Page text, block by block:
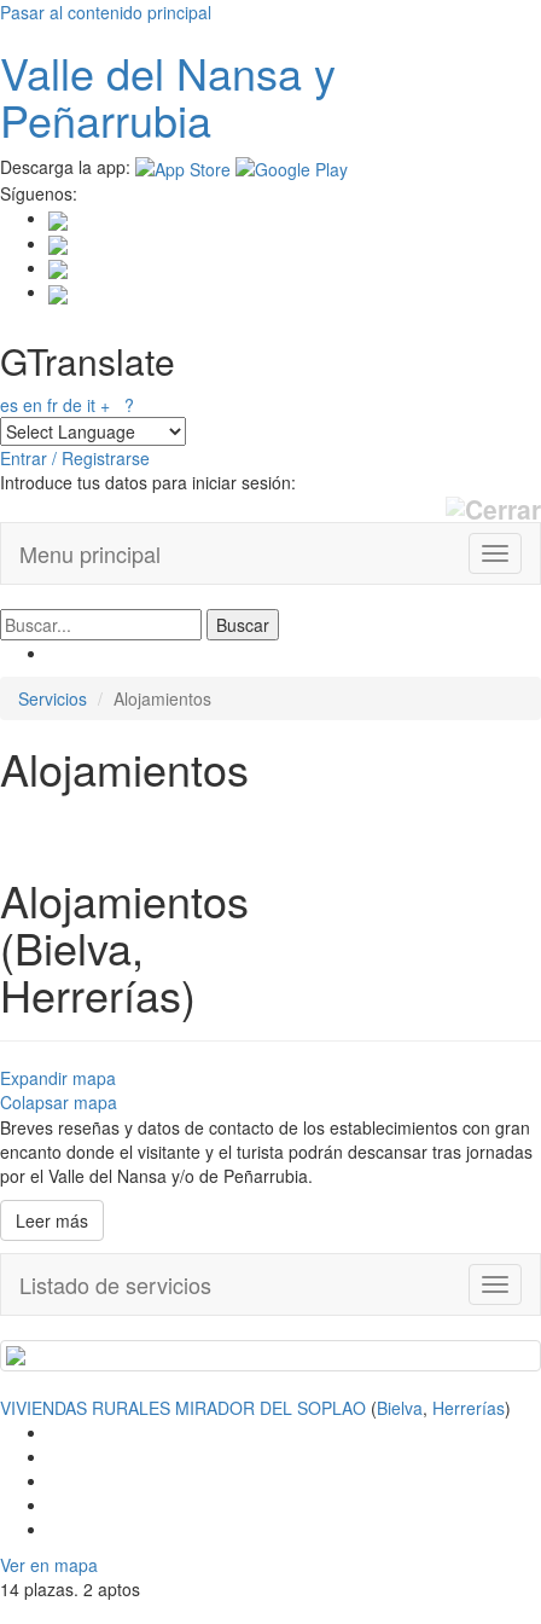
Pasar al contenido principal
Valle del Nansay
Peñarrubia
Descarga la app:
Síguenos:
GTranslate
es en fr de it + ?
Entrar / Registrarse
Introduce tus datos para iniciar sesión:
Menu principal
Servicios Alojamientos
Alojamientos
Alojamientos
(Bielva,
Herrerías)
Expandir mapa
Colapsar mapa
Breves reseñas y datos de contacto de los establecimientos con gran
encanto donde el visitante y el turista podrán descansar tras jornadas
por el Valle del Nansa y/o de Peñarrubia.
Leer más
Listado de servicios
VIVIENDAS RURALES MIRADOR DEL SOPLAO (Bielva, Herrerías)
Ver en mapa
14 plazas. 2 aptos